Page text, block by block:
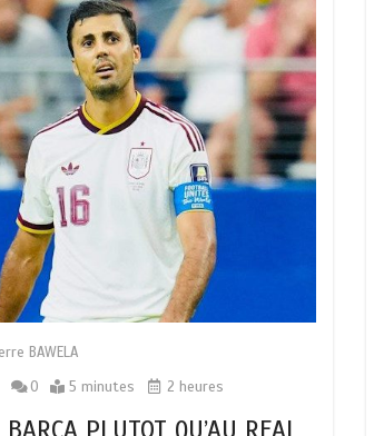
BAWELA
0 5 minutes 2 heures
PLUTOT QU’AU REAL